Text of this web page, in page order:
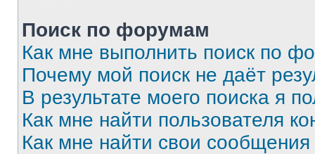
Поиск по форумам
Как мне выполнить поиск по
Почему мой поиск не даёт
В результате моего поиска я
Как мне найти пользователя
Как мне найти свои